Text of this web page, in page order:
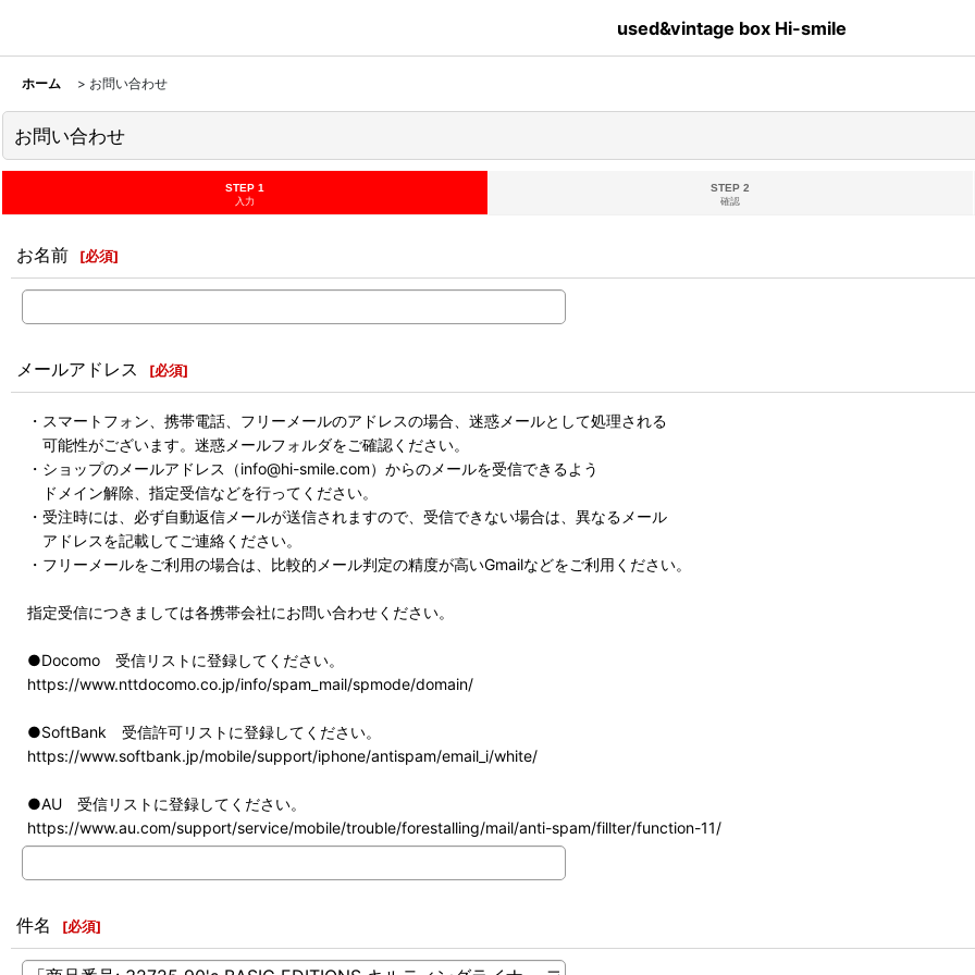
used&vintage box Hi-smile
ホーム > お問い合わせ
お問い合わせ
STEP 1
入力
STEP 2
確認
お名前 [必須]
メールアドレス [必須]
・スマートフォン、携帯電話、フリーメールのアドレスの場合、迷惑メールとして処理される
可能性がございます。迷惑メールフォルダをご確認ください。
・ショップのメールアドレス（info@hi-smile.com）からのメールを受信できるよう
ドメイン解除、指定受信などを行ってください。
・受注時には、必ず自動返信メールが送信されますので、受信できない場合は、異なるメール
アドレスを記載してご連絡ください。
・フリーメールをご利用の場合は、比較的メール判定の精度が高いGmailなどをご利用ください。
指定受信につきましては各携帯会社にお問い合わせください。
●Docomo 受信リストに登録してください。
https://www.nttdocomo.co.jp/info/spam_mail/spmode/domain/
●SoftBank 受信許可リストに登録してください。
https://www.softbank.jp/mobile/support/iphone/antispam/email_i/white/
●AU 受信リストに登録してください。
https://www.au.com/support/service/mobile/trouble/forestalling/mail/anti-spam/fillter/function-11/
件名 [必須]